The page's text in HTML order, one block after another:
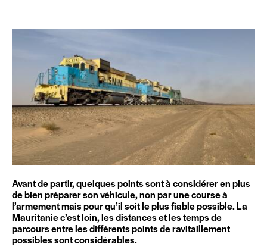
Avant de partir, quelques points sont à considérer en plus
de bien préparer son véhicule, non par une course à
l’armement mais pour qu’il soit le plus fiable possible. La
Mauritanie c’est loin, les distances et les temps de
parcours entre les différents points de ravitaillement
possibles sont considérables.